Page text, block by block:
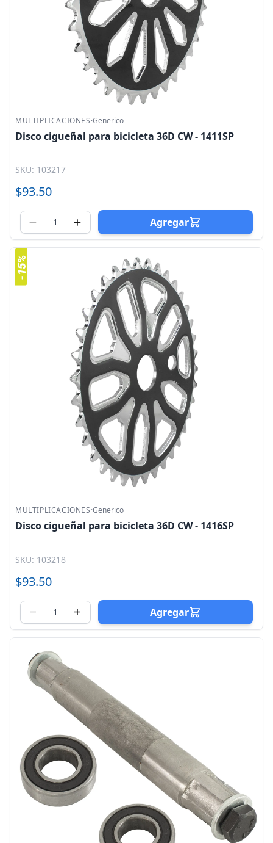
MULTIPLICACIONES·Generico
Disco cigueñal para bicicleta 36D CW - 1411SP
SKU: 103217
$93.50
Agregar
MULTIPLICACIONES·Generico
Disco cigueñal para bicicleta 36D CW - 1416SP
SKU: 103218
$93.50
Agregar